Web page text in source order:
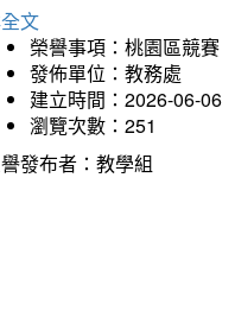
文
榮譽事項：桃園區競賽
發佈單位：教務處
建立時間：2026-06-06
瀏覽次數：251
發布者：教學組